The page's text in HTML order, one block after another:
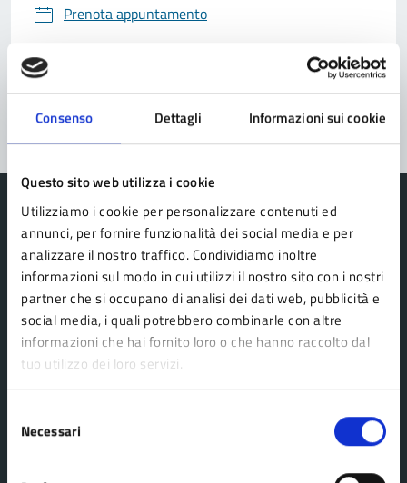
Consenso Dettagli Informazioni sui cookie
Questo sito web utilizza i cookie
Utilizziamo i cookie per personalizzare contenuti ed
annunci, per fornire funzionalità dei social media e per
analizzare il nostro traffico. Condividiamo inoltre
informazioni sul modo in cui utilizzi il nostro sito con i nostri
partner che si occupano di analisi dei dati web, pubblicità e
social media, i quali potrebbero combinarle con altre
informazioni che hai fornito loro o che hanno raccolto dal
tuo utilizzo dei loro servizi.
delNecessari
Prenota appuntamento
Problemi in città
Segnala disservizio
Comune Lama Mocogno
AMMINISTRAZIONE
Organi di governo
Aree amministrative
Uffici